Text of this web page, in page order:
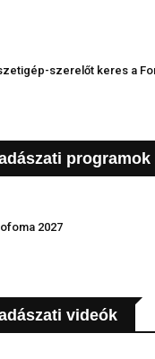
szerelőt keres a
programok
2027
videók